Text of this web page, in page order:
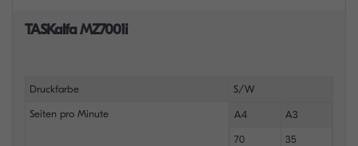
TASKalfa MZ7001i
Druckfarbe S/W
Seiten pro Minute A4 A3
70 35